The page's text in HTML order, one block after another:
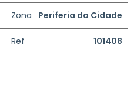
Zona Periferia da Cidade
Ref 101408